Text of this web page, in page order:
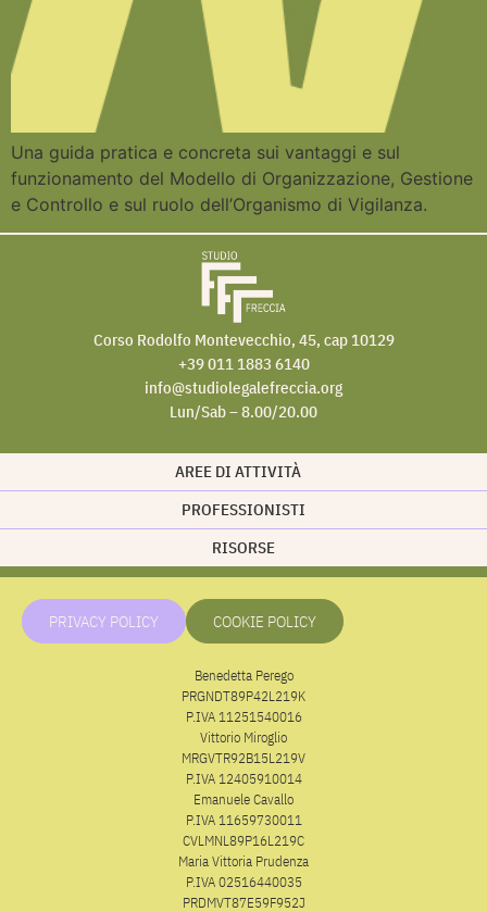
Una guida pratica e concreta sui vantaggi e sul
funzionamento del Modello di Organizzazione, Gestione
e Controllo e sul ruolo dell’Organismo di Vigilanza.
Corso Rodolfo Montevecchio, 45, cap 10129
+39 011 1883 6140
info@studiolegalefreccia.org
Lun/Sab – 8.00/20.00
AREE DI ATTIVITÀ
PROFESSIONISTI
RISORSE
PRIVACY POLICY COOKIE POLICY
Benedetta Perego
PRGNDT89P42L219K
P.IVA 11251540016
Vittorio Miroglio
MRGVTR92B15L219V
P.IVA 12405910014
Emanuele Cavallo
P.IVA 11659730011
CVLMNL89P16L219C
Maria Vittoria Prudenza
P.IVA 02516440035
PRDMVT87E59F952J